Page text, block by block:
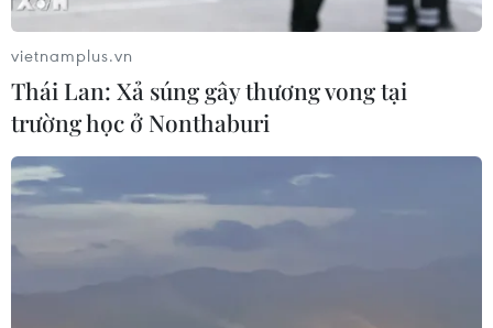
vietnamplus.vn
Thái Lan: Xả súng gây thương vong tại
trường học ở Nonthaburi